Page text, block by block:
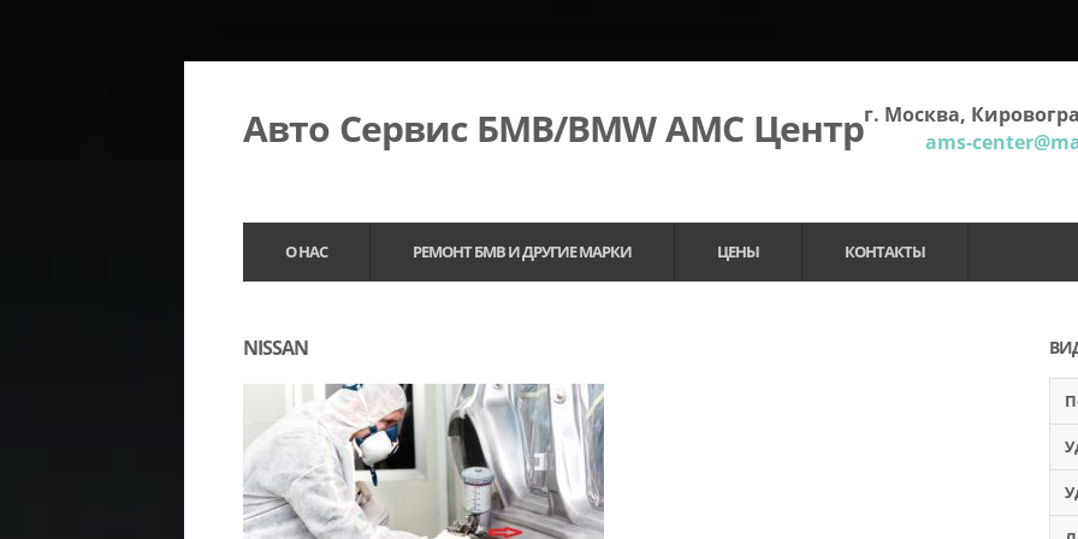
Авто Сервис БМВ/BMW АМС Центрг. Москва,
ams-
О НАС РЕМОНТ БМВ И ДРУГИЕ МАРКИ ЦЕНЫ КОНТАКТЫ
NISSAN